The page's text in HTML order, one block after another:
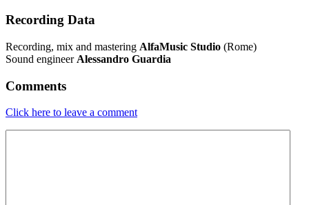
Recording Data
Recording, mix and mastering AlfaMusic Studio (Rome)
Sound engineer Alessandro Guardia
Comments
Click here to leave a comment